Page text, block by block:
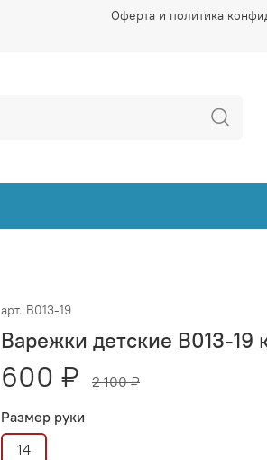
Оферта и политика
арт. В013-19
Варежки детские В013-19
600 ₽
2 100 ₽
Размер руки
14